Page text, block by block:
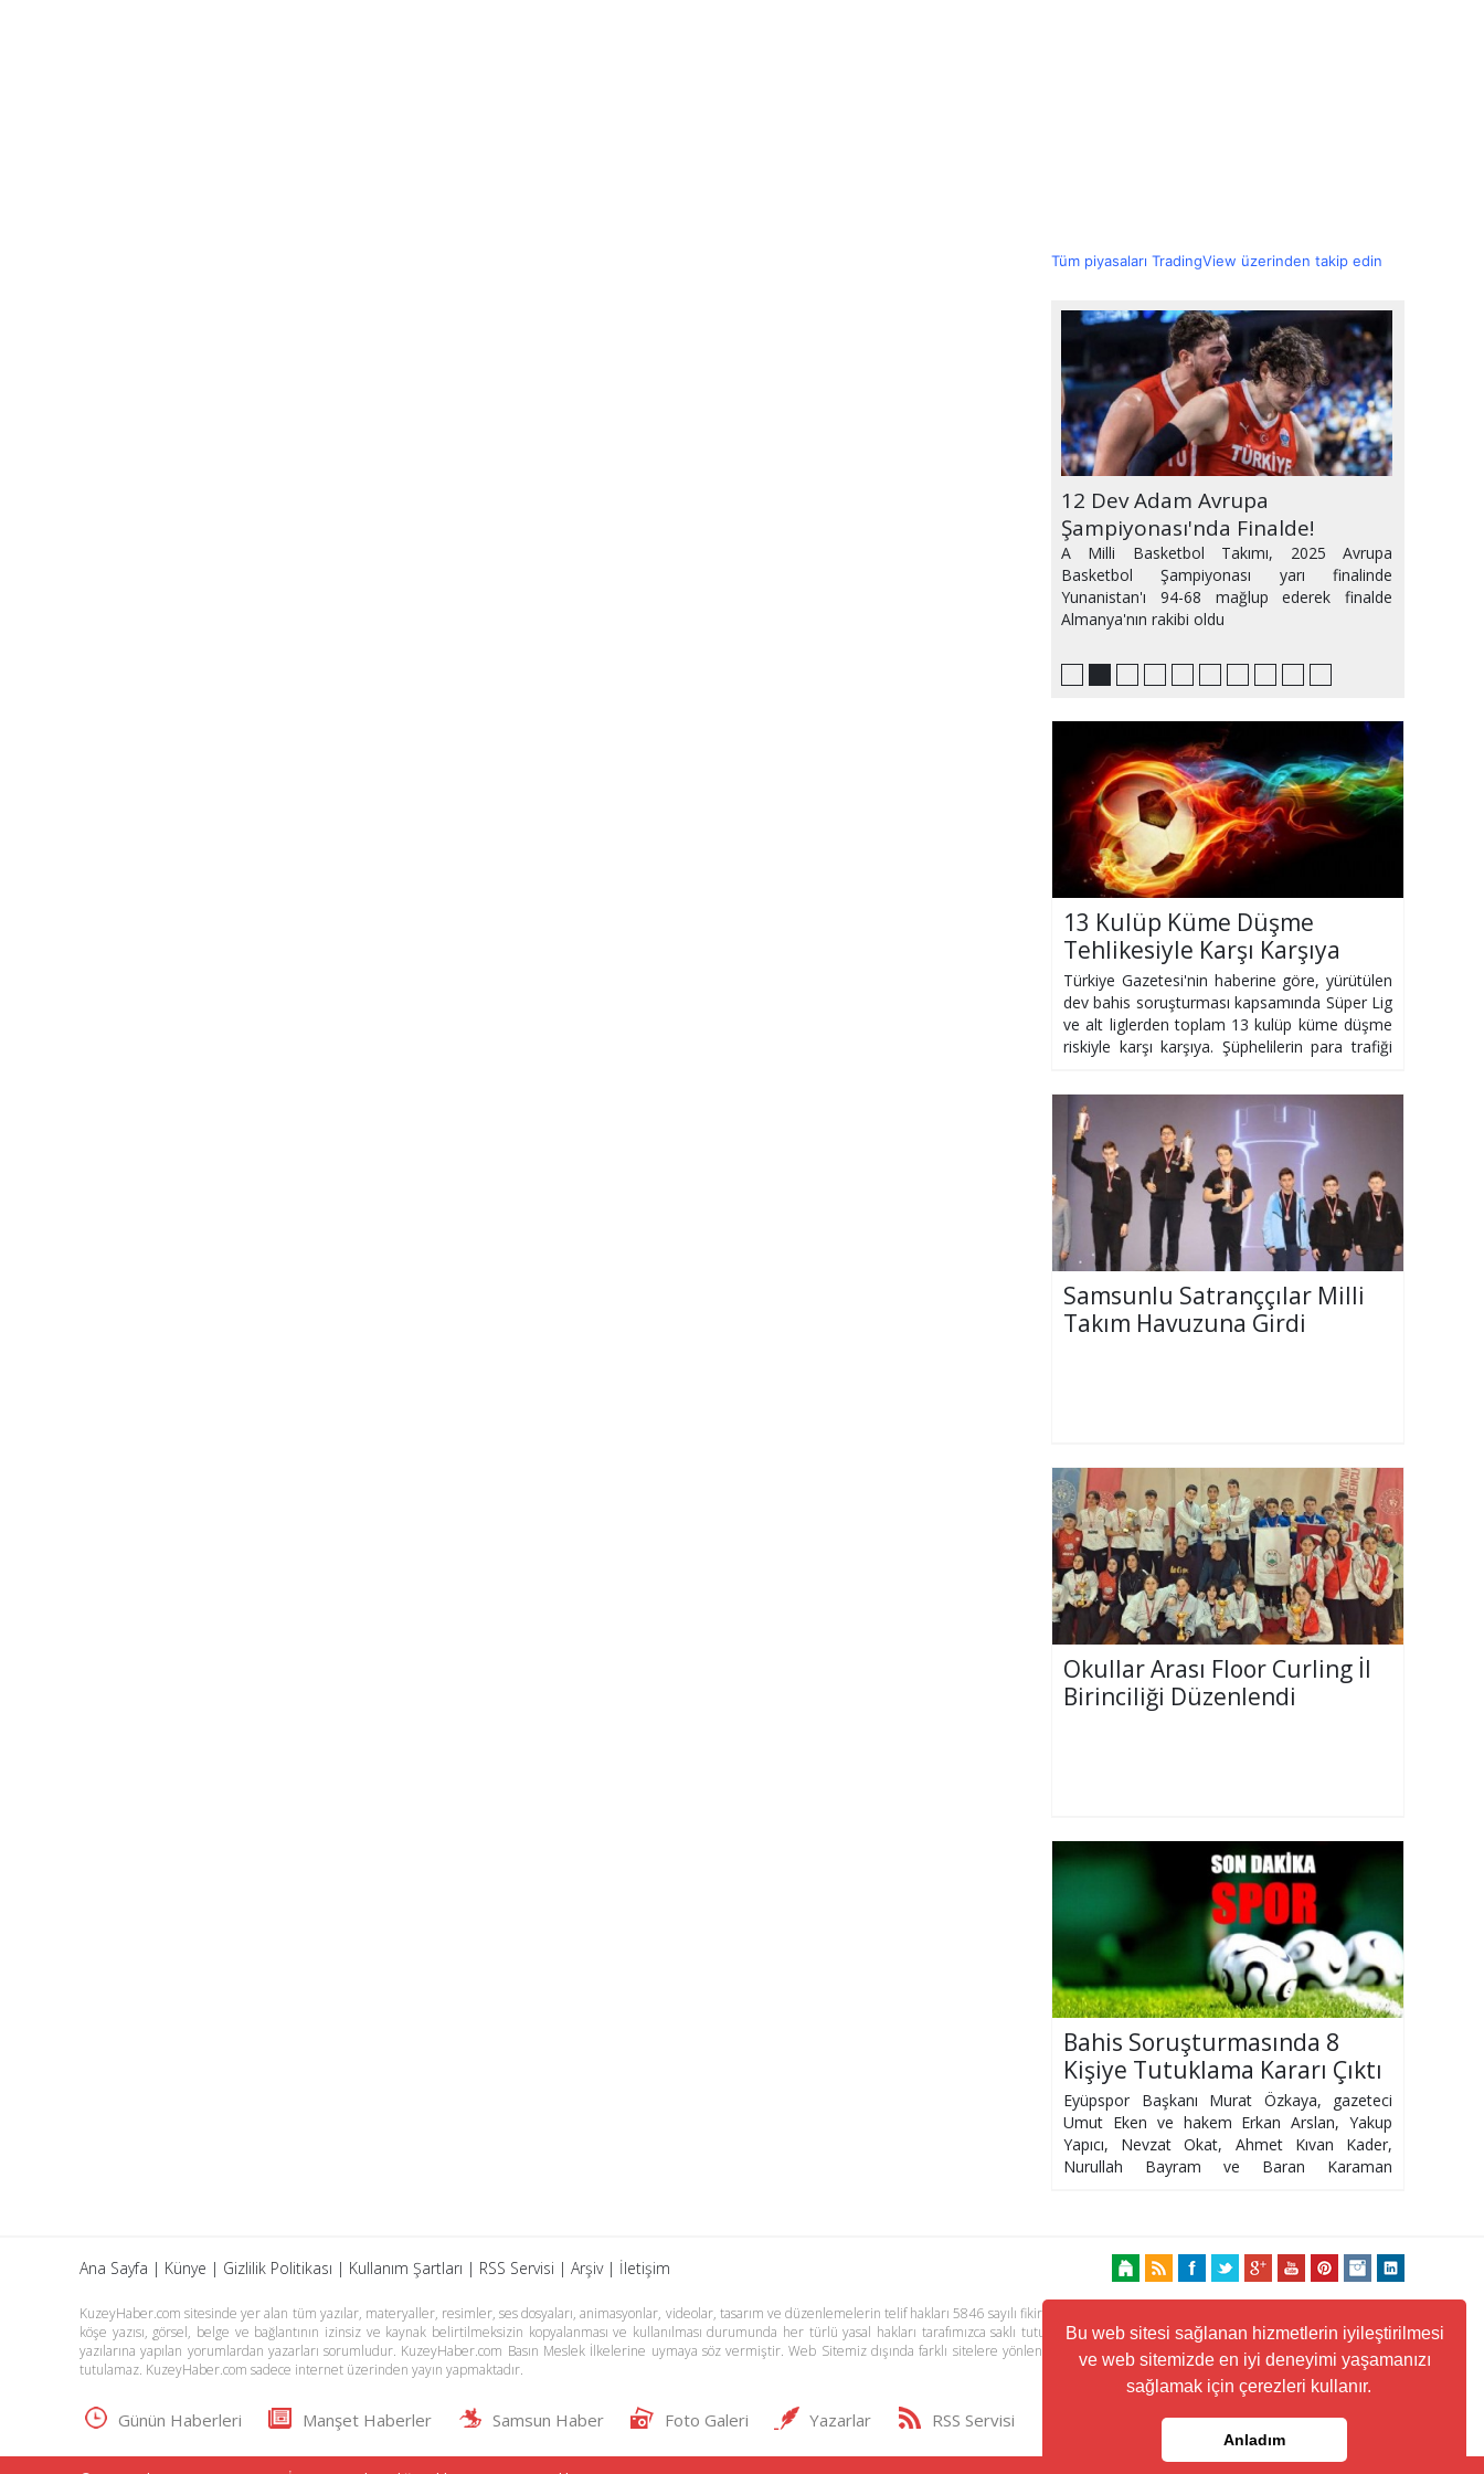
Bu web sitesi sağlanan hizmetlerin iyileştirilmesi
ve web sitemizde en iyi deneyimi yaşamanızı
sağlamak için çerezleri kullanır.
Anladım
Tüm piyasaları TradingView üzerinden takip edin
Erman Toroğlu'nun İfadesi Alındı
12 Dev Adam Avrupa
Şampiyonası'nda Finalde!
A Milli Basketbol Takımı, 2025 Avrupa
Basketbol Şampiyonası yarı finalinde
Yunanistan'ı 94-68 mağlup ederek finalde
Almanya'nın rakibi oldu
12 Dev Adam 24 Yıl Sonra Yarı
Finalde
12 Dev Adam Grubu Zirvede
Tamamladı
Transferde Son Durum
Marius ve Bola Ç.Rizespor
Maçında Olmayacak
Ramazan Ayı Maç Programı Belli
Oldu
Trabzonspor Eyüp'ü tek Golle
Geçti
Süper Lig'de Yabancı Var Hakemi
Dönemi
İşte İlk İki haftanın Programı
13 Kulüp Küme Düşme
Tehlikesiyle Karşı Karşıya
Türkiye Gazetesi'nin haberine göre, yürütülen
dev bahis soruşturması kapsamında Süper Lig
ve alt liglerden toplam 13 kulüp küme düşme
riskiyle karşı karşıya. Şüphelilerin para trafiği
Samsunlu Satranççılar Milli
Takım Havuzuna Girdi
Okullar Arası Floor Curling İl
Birinciliği Düzenlendi
Bahis Soruşturmasında 8
Kişiye Tutuklama Kararı Çıktı
Eyüpspor Başkanı Murat Özkaya, gazeteci
Umut Eken ve hakem Erkan Arslan, Yakup
Yapıcı, Nevzat Okat, Ahmet Kıvan Kader,
Nurullah Bayram ve Baran Karaman
Ana Sayfa | Künye | Gizlilik Politikası | Kullanım Şartları | RSS Servisi | Arşiv| İletişim
KuzeyHaber.com sitesinde yer alan tüm yazılar, materyaller, resimler, ses dosyaları, animasyonlar, videolar, tasarım ve düzenlemelerin telif hakları 5846 sayılı fikir ve sanat eserleri kanunu ile korunmaktadır. Her türlü haber,
köşe yazısı, görsel, belge ve bağlantının izinsiz ve kaynak belirtilmeksizin kopyalanması ve kullanılması durumunda her türlü yasal hakları tarafımızca saklı tutulmaktadır. Yayınlanan köşe yazılarından, haberlere ve köşe
yazılarına yapılan yorumlardan yazarları sorumludur. KuzeyHaber.com Basın Meslek İlkelerine uymaya söz vermiştir. Web Sitemiz dışında farklı sitelere yönlendiren linklerin içeriklerinden www.kuzeyhaber.com sorumlu
tutulamaz. KuzeyHaber.com sadece internet üzerinden yayın yapmaktadır.
Günün Haberleri Manşet Haberler Samsun Haber Foto Galeri Yazarlar RSS Servisi Trafik ve Yol Durumu